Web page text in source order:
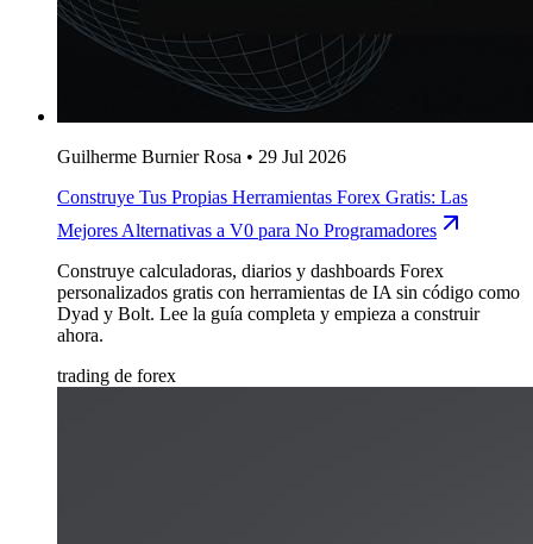
Guilherme Burnier Rosa • 29 Jul 2026
Construye Tus Propias Herramientas Forex Gratis: Las
Mejores Alternativas a V0 para No Programadores
Construye calculadoras, diarios y dashboards Forex
personalizados gratis con herramientas de IA sin código como
Dyad y Bolt. Lee la guía completa y empieza a construir
ahora.
trading de forex